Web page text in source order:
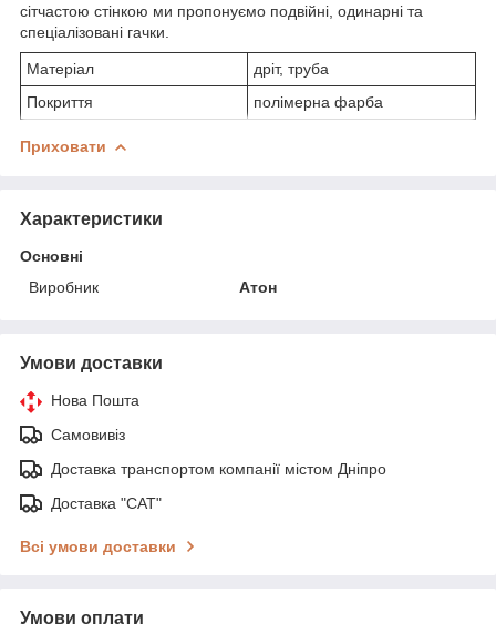
сітчастою стінкою ми пропонуємо подвійні, одинарні та
спеціалізовані гачки.
Матеріал
дріт, труба
Покриття
полімерна фарба
Приховати
Характеристики
Основні
Виробник
Атон
Умови доставки
Нова Пошта
Самовивіз
Доставка транспортом компанії містом Дніпро
Доставка "САТ"
Всі умови доставки
Умови оплати